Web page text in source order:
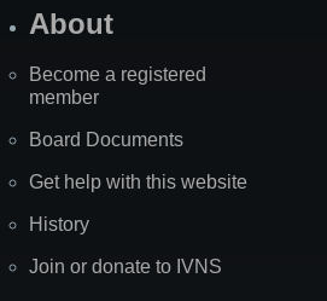
About
Become a registered
member
Board Documents
Get help with this website
History
Join or donate to IVNS